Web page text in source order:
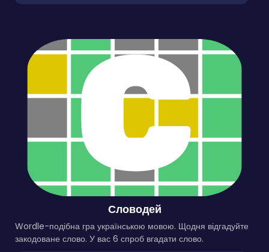
Словодей
Wordle-подібна гра українською мовою. Щодня відгадуйте
закодоване слово. У вас 6 спроб вгадати слово.